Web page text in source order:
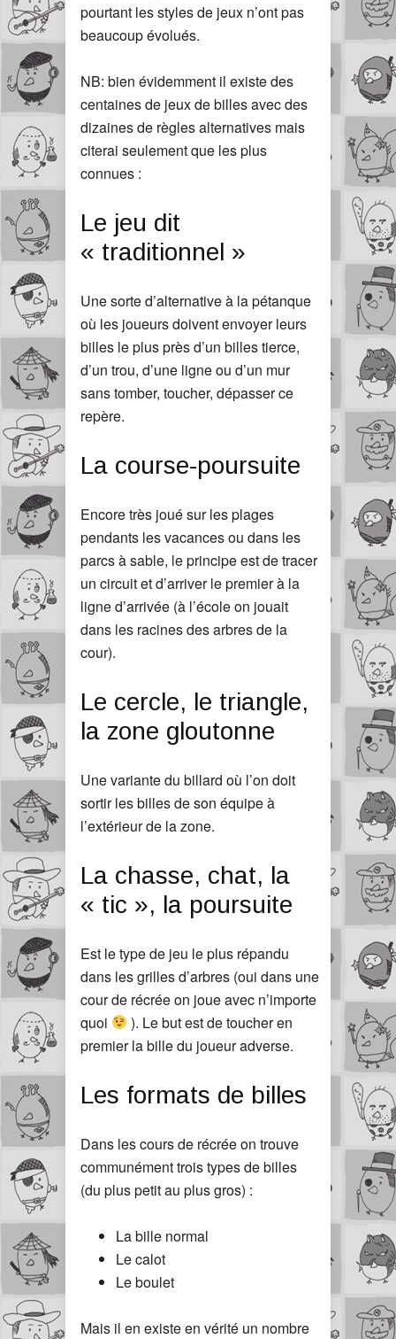
pourtant les styles de jeux n’ont pas
beaucoup évolués.
NB: bien évidemment il existe des
centaines de jeux de billes avec des
dizaines de règles alternatives mais
citerai seulement que les plus
connues :
Le jeu dit
« traditionnel »
Une sorte d’alternative à la pétanque
où les joueurs doivent envoyer leurs
billes le plus près d’un billes tierce,
d’un trou, d’une ligne ou d’un mur
sans tomber, toucher, dépasser ce
repère.
La course-poursuite
Encore très joué sur les plages
pendants les vacances ou dans les
parcs à sable, le principe est de tracer
un circuit et d’arriver le premier à la
ligne d’arrivée (à l’école on jouait
dans les racines des arbres de la
cour).
Le cercle, le triangle,
la zone gloutonne
Une variante du billard où l’on doit
sortir les billes de son équipe à
l’extérieur de la zone.
La chasse, chat, la
« tic », la poursuite
Est le type de jeu le plus répandu
dans les grilles d’arbres (oui dans une
cour de récrée on joue avec n’importe
quoi
). Le but est de toucher en
premier la bille du joueur adverse.
Les formats de billes
Dans les cours de récrée on trouve
communément trois types de billes
(du plus petit au plus gros) :
La bille normal
Le calot
Le boulet
Mais il en existe en vérité un nombre